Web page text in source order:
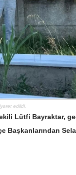
edildi.
Lütfi Bayraktar,
Başkanlarından